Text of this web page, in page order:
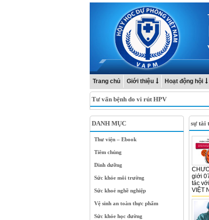
Trang chủ Giới thiệu Hoạt động hội
Tư vấn bệnh do vi rút HPV
DANH MỤC
Thư viện – Ebook
Tiêm chủng
Dinh dưỡng
Sức khỏe môi trường
Sức khoẻ nghề nghiệp
Vệ sinh an toàn thực phẩm
Sức khỏe học đường
sự tài
giới
tác
VIỆT